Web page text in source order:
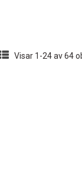
Visar 1-24 av 64